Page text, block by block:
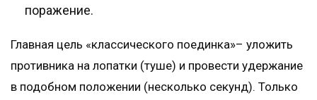
поражение.
Главная цель «классического поединка»– уложить
противника на лопатки (туше) и провести удержание
в подобном положении (несколько секунд). Только